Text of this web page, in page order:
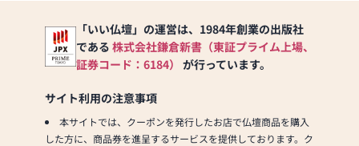
意しております。1,000種類
以上の組み合わせの中から
お客様に合ったお仏壇・お
同開発≫
「いい仏壇」の運営は、1984年創業の出版社
である 株式会社鎌倉新書（東証プライム上場、
証券コード：6184） が行っています。
サイト利用の注意事項
本サイトでは、クーポンを発行したお店で仏壇商品を購入
した方に、商品券を進呈するサービスを提供しております。ク